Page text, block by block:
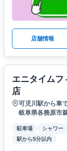
店舗情報
エニタイムフ
店
可児川駅から車
岐阜県各務原市
駐車場 シャワー
駅から5分以内